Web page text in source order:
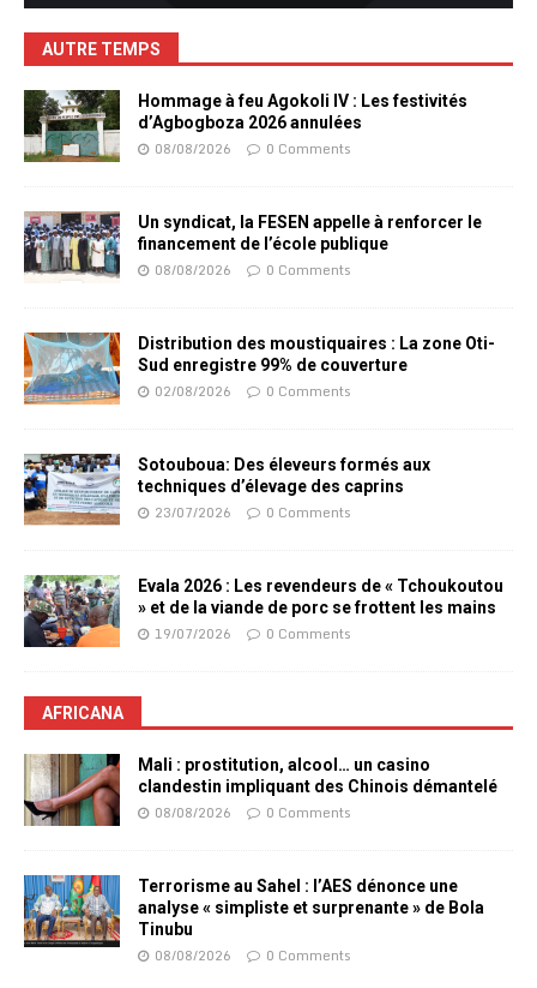
AUTRE TEMPS
Hommage à feu Agokoli IV : Les festivités
d’Agbogboza 2026 annulées
08/08/2026 0 Comments
Un syndicat, la FESEN appelle à renforcer le
financement de l’école publique
08/08/2026 0 Comments
Distribution des moustiquaires : La zone Oti-
Sud enregistre 99% de couverture
02/08/2026 0 Comments
Sotouboua: Des éleveurs formés aux
techniques d’élevage des caprins
23/07/2026 0 Comments
Evala 2026 : Les revendeurs de « Tchoukoutou
» et de la viande de porc se frottent les mains
19/07/2026 0 Comments
AFRICANA
Mali : prostitution, alcool… un casino
clandestin impliquant des Chinois démantelé
08/08/2026 0 Comments
Terrorisme au Sahel : l’AES dénonce une
analyse « simpliste et surprenante » de Bola
Tinubu
08/08/2026 0 Comments